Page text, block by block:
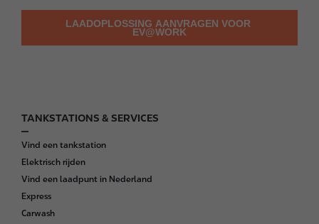
F
o
o
t
e
r
TANKSTATIONS & SERVICES
Vind een tankstation
Elektrisch rijden
Vind een laadpunt in Nederland
Express
Carwash